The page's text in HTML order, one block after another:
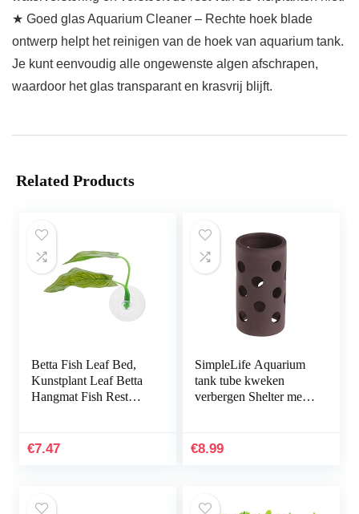
★ Goed glas Aquarium Cleaner – Rechte hoek blade
ontwerp helpt het reinigen van de hoek van aquarium tank.
Je kunt eenvoudig alle ongewenste algen afschrapen,
waardoor het glas transparant en krasvrij blijft.
Related Products
Betta Fish Leaf Bed,
Kunstplant Leaf Betta
Hangmat Fish Rest
€7.47
SimpleLife Aquarium
tank tube kweken
verbergen Shelter met
€8.99